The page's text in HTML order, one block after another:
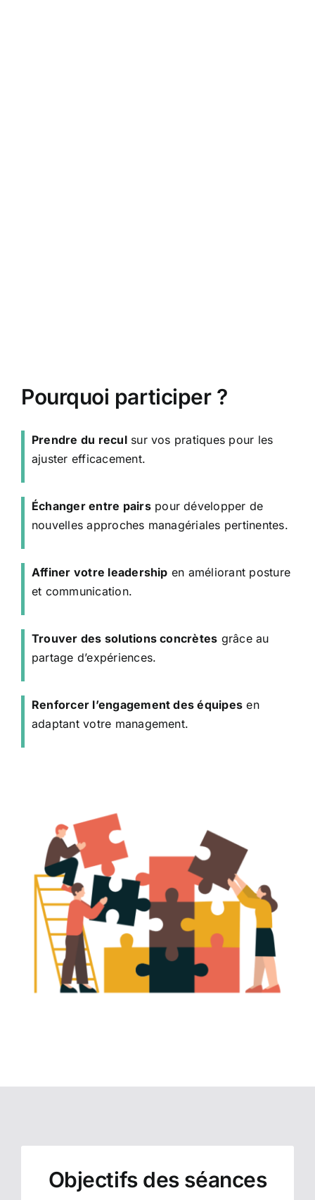
Pourquoi participer ?
Prendre du reculsur vos pratiques pour les
ajuster efficacement.
Échanger entre pairspour développer de
nouvelles approches managériales pertinentes.
Affiner votre leadership en améliorant posture
et communication.
Trouver des solutions concrètes grâce au
partage d’expériences.
Renforcer l’engagement des équipes en
adaptant votre management.
Objectifs des séances